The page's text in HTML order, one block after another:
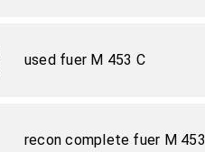
used fuer M 453 C
recon complete fuer M 453